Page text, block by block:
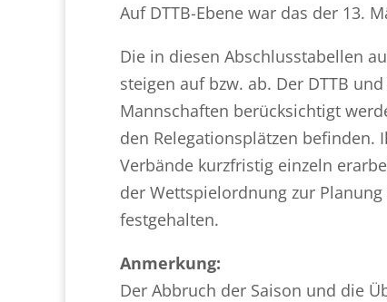
Auf DTTB-Ebene war das der 13.
Die in diesen Abschlusstabellen
steigen auf bzw. ab. Der DTTB
Mannschaften berücksichtigt
den Relegationsplätzen
Verbände kurzfristig einzeln
der Wettspielordnung zur
festgehalten.
Anmerkung:
Der Abbruch der Saison und die